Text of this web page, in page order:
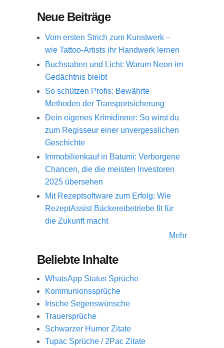
Neue Beiträge
Vom ersten Strich zum Kunstwerk –
wie Tattoo-Artists ihr Handwerk lernen
Buchstaben und Licht: Warum Neon im
Gedächtnis bleibt
So schützen Profis: Bewährte
Methoden der Transportsicherung
Dein eigenes Krimidinner: So wirst du
zum Regisseur einer unvergesslichen
Geschichte
Immobilienkauf in Batumi: Verborgene
Chancen, die die meisten Investoren
2025 übersehen
Mit Rezeptsoftware zum Erfolg: Wie
RezeptAssist Bäckereibetriebe fit für
die Zukunft macht
Mehr
Beliebte Inhalte
WhatsApp Status Sprüche
Kommunionssprüche
Irische Segenswünsche
Trauersprüche
Schwarzer Humor Zitate
Tupac Sprüche / 2Pac Zitate